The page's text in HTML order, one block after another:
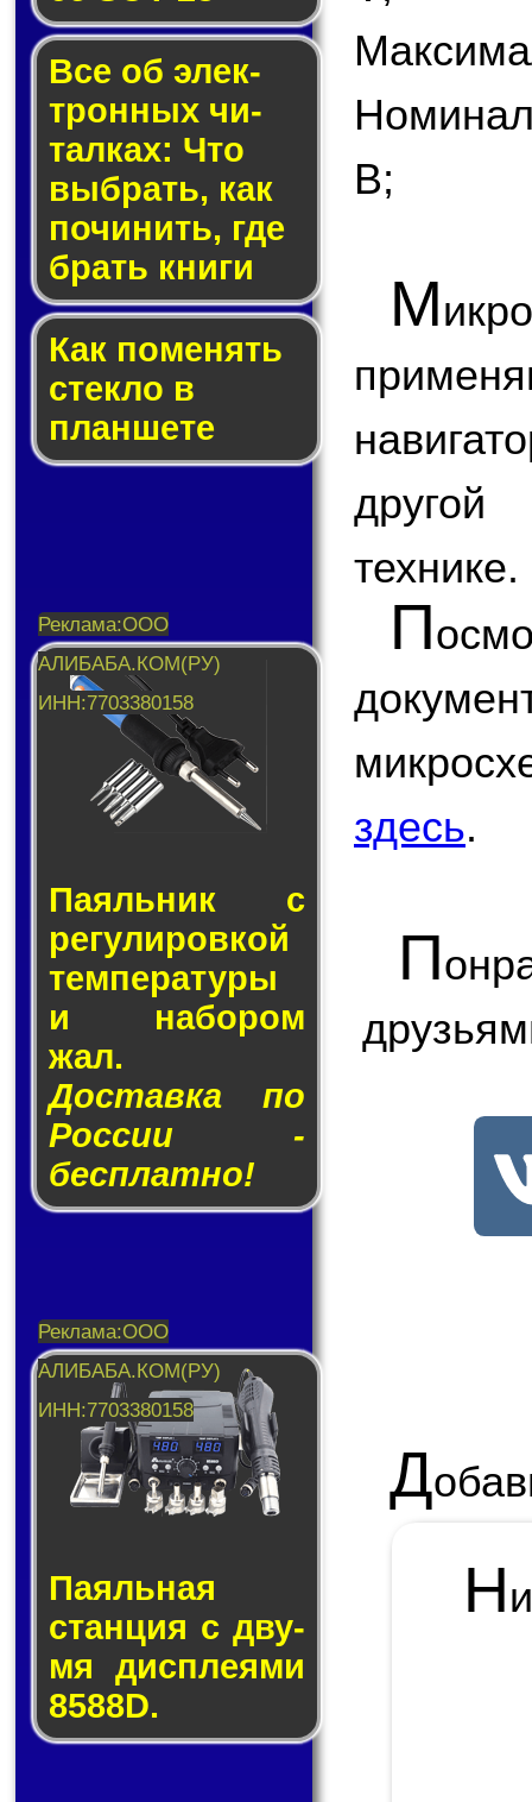
Все об элек­
трон­ных чи­
тал­ках: Что
выб­рать, как
по­чи­нить, где
брать кни­ги
Как по­ме­нять
стек­ло в
планшете
Паяльник с
ре­гу­ли­ров­кой
тем­пе­ра­ту­ры
и на­бо­ром
жал.
Доставка по
России -
бесплатно!
Паяльная
стан­ция с дву­
мя дис­пле­я­ми
8588D.
В;
М
другой
технике.
П
здесь.
П
Д
Н